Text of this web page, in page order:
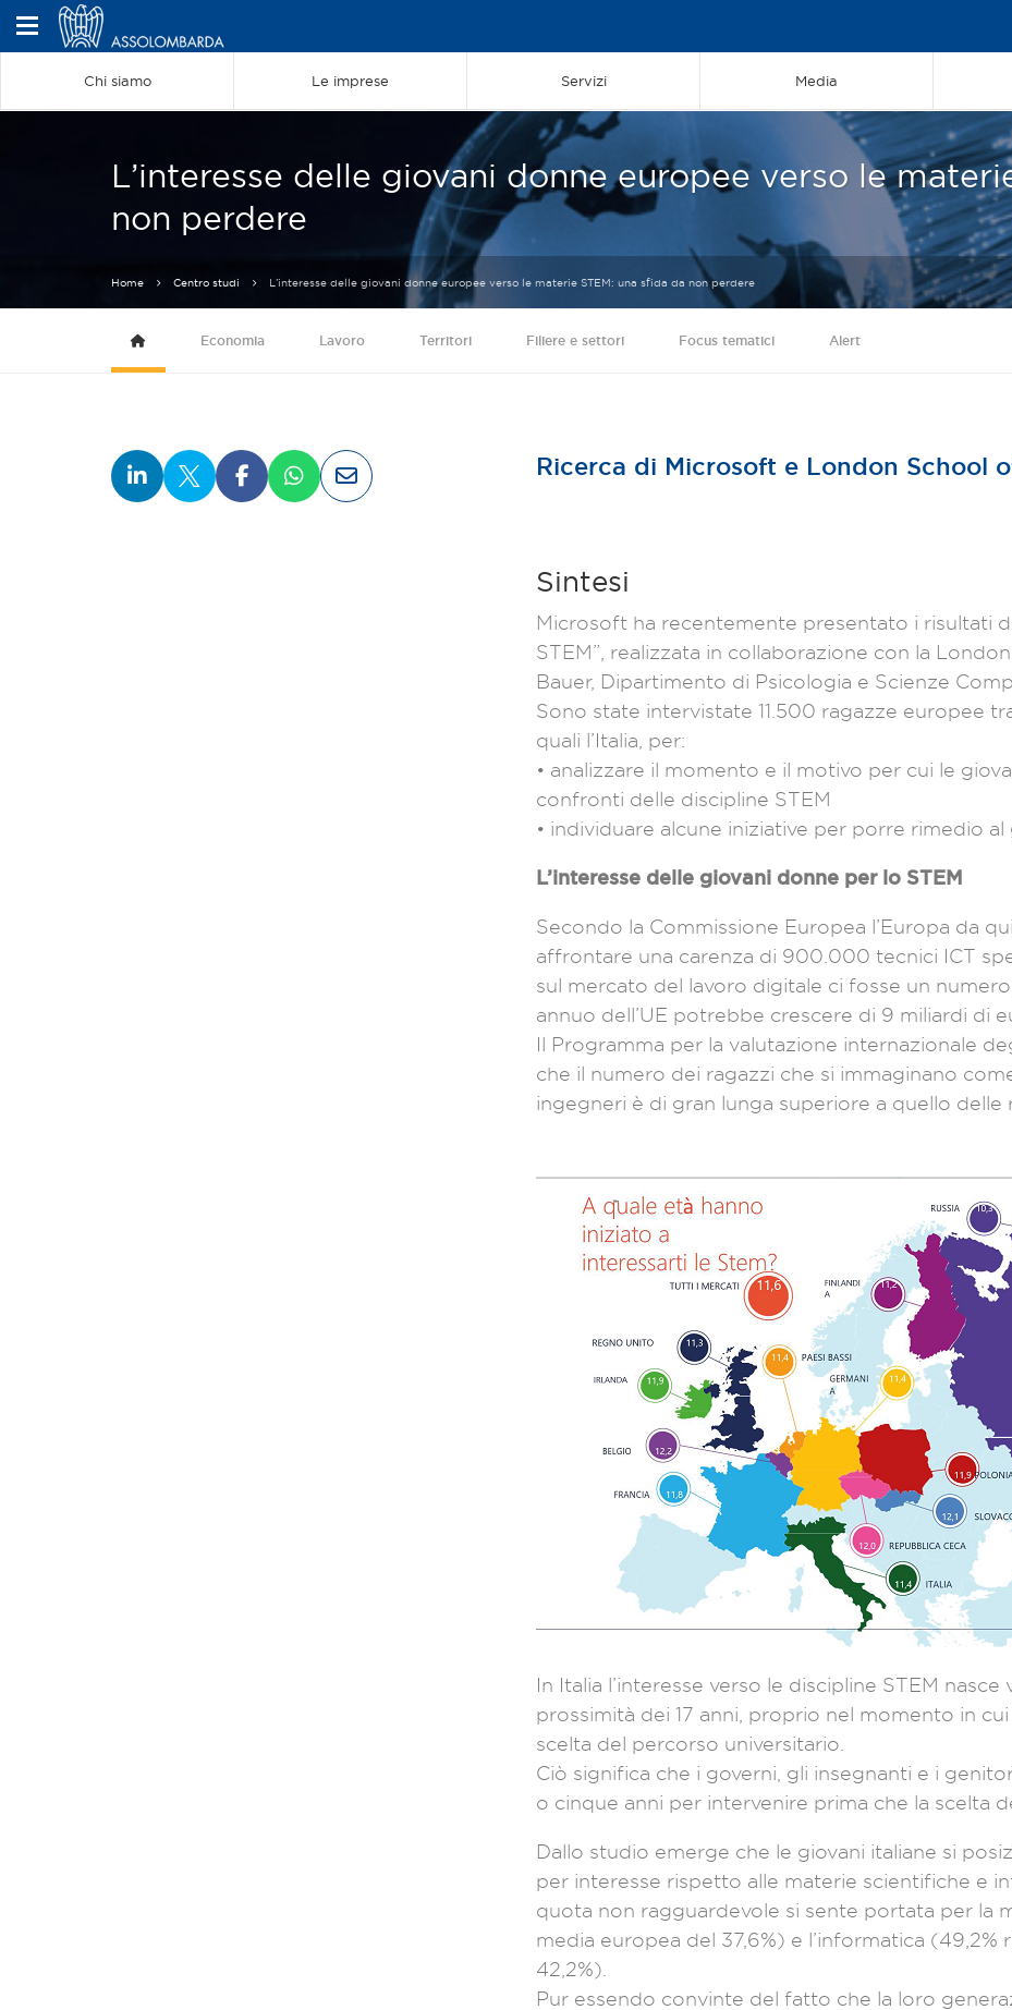
Chi siamo Le imprese Servizi Media
L’interesse delle giovani donne europee verso le
non perdere
Home Centro studi L’interesse delle giovani donne europee verso le materie STEM: una sfida da non perdere
Economia Lavoro Territori Filiere e settori Focus tematici Alert
Ricerca di Microsoft e London School
Sintesi
Microsoft ha recentemente presentato i risultati
STEM”, realizzata in collaborazione con la
Bauer, Dipartimento di Psicologia e Scienze
Sono state intervistate 11.500 ragazze europee
quali l’Italia, per:
• analizzare il momento e il motivo per cui le
confronti delle discipline STEM
• individuare alcune iniziative per porre rimedio al
L’interesse delle giovani donne per lo STEM
Secondo la Commissione Europea l’Europa da
affrontare una carenza di 900.000 tecnici ICT
sul mercato del lavoro digitale ci fosse un
annuo dell’UE potrebbe crescere di 9 miliardi di
Il Programma per la valutazione internazionale
che il numero dei ragazzi che si immaginano
ingegneri è di gran lunga superiore a quello delle
In Italia l’interesse verso le discipline STEM nasce
prossimità dei 17 anni, proprio nel momento in
scelta del percorso universitario.
Ciò significa che i governi, gli insegnanti e i
o cinque anni per intervenire prima che la scelta
Dallo studio emerge che le giovani italiane si
per interesse rispetto alle materie scientifiche e
quota non ragguardevole si sente portata per la
media europea del 37,6%) e l’informatica
42,2%).
Pur essendo convinte del fatto che la loro